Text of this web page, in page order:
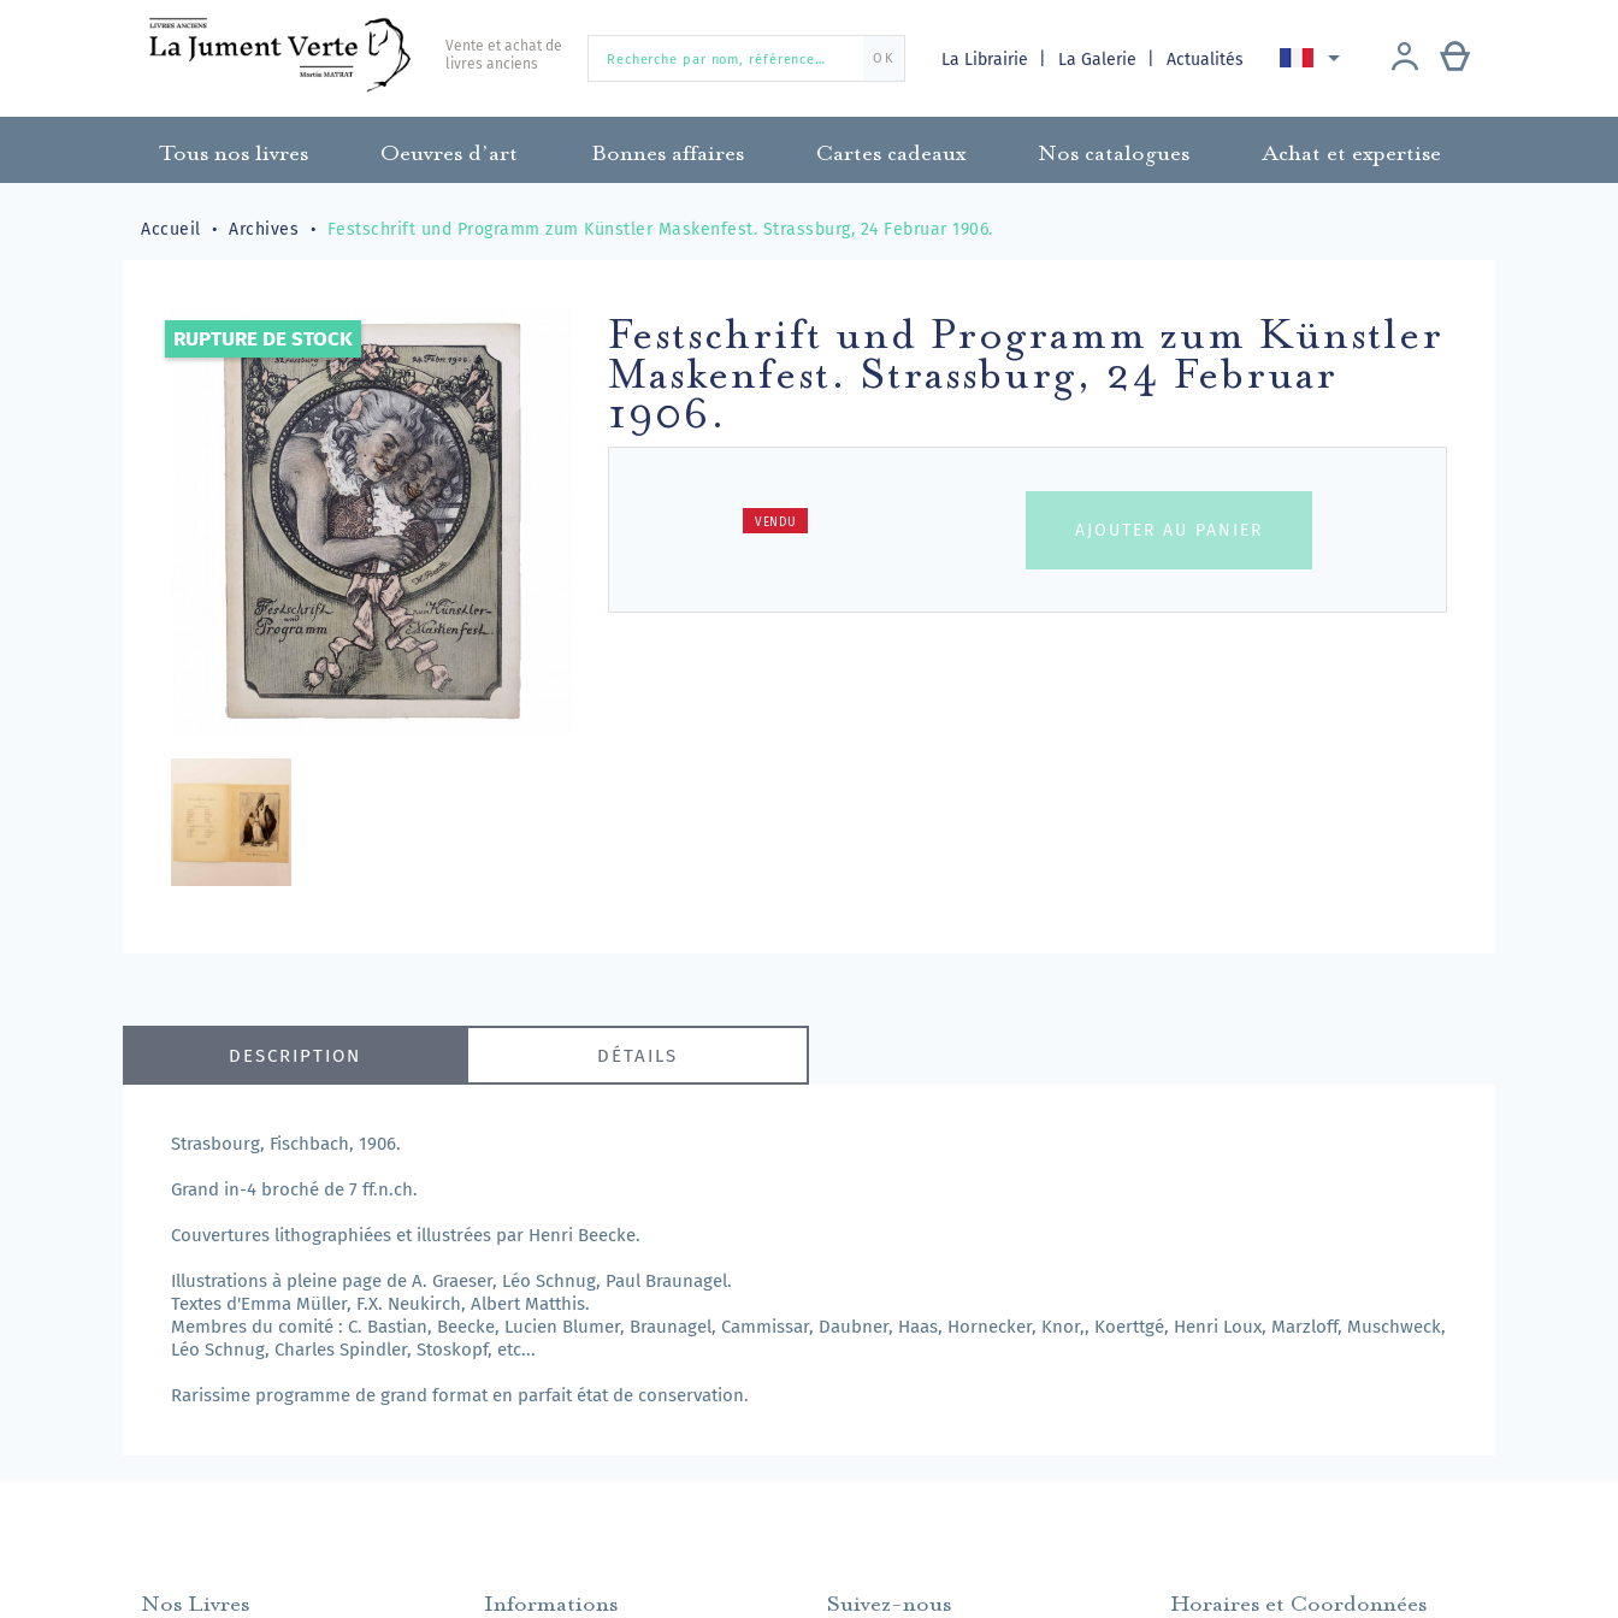
Vente et achat de
livres anciens
OK La Librairie La Galerie Actualités 
Tous nos livres Oeuvres d’art Bonnes affaires Cartes cadeaux Nos catalogues Achat et expertise
Accueil Archives Festschrift und Programm zum Künstler Maskenfest. Strassburg, 24 Februar 1906.
RUPTURE DE STOCK Festschrift und Programm zum Künstler
Maskenfest. Strassburg, 24 Februar
1906.
VENDU AJOUTER AU PANIER
DESCRIPTION DÉTAILS
Strasbourg, Fischbach, 1906.
Grand in-4 broché de 7 ff.n.ch.
Couvertures lithographiées et illustrées par Henri Beecke.
Illustrations à pleine page de A. Graeser, Léo Schnug, Paul Braunagel.
Textes d'Emma Müller, F.X. Neukirch, Albert Matthis.
Membres du comité : C. Bastian, Beecke, Lucien Blumer, Braunagel, Cammissar, Daubner, Haas, Hornecker, Knor,, Koerttgé, Henri Loux, Marzloff, Muschweck,
Léo Schnug, Charles Spindler, Stoskopf, etc...
Rarissime programme de grand format en parfait état de conservation.
Nos Livres Informations Suivez-nous Horaires et Coordonnées